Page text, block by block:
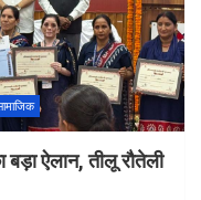
बड़ा ऐलान, तीलू रौतेली